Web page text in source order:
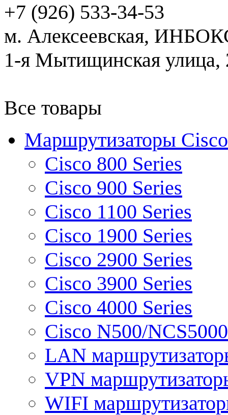
+7 (926) 533-34-53
м. Алексеевская,
1-я Мытищинская улица,
Все товары
Маршрутизаторы Cisco
Cisco 800 Series
Cisco 900 Series
Cisco 1100 Series
Cisco 1900 Series
Cisco 2900 Series
Cisco 3900 Series
Cisco 4000 Series
Cisco N500/
LAN
VPN
WIFI